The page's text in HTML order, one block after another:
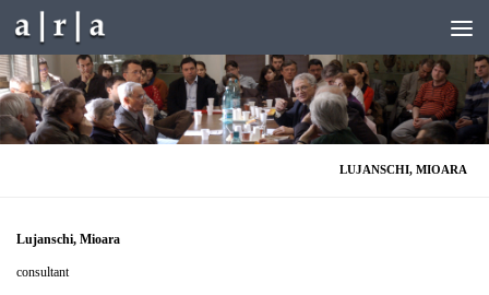
Skip to content
LUJANSCHI, MIOARA
Lujanschi, Mioara
consultant